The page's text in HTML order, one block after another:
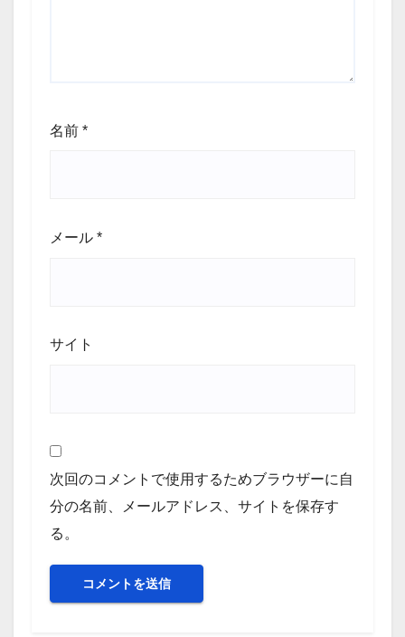
名前 *
メール *
サイト
次回のコメントで使用するためブラウザーに自
分の名前、メールアドレス、サイトを保存す
る。